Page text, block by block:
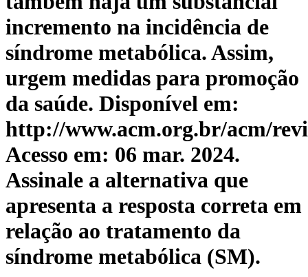
incremento na incidência de
síndrome metabólica. Assim,
urgem medidas para promoção
da saúde. Disponível em:
http://www.acm.org.br/acm/
Acesso em: 06 mar. 2024.
Assinale a alternativa que
apresenta a resposta correta em
relação ao tratamento da
síndrome metabólica (SM).